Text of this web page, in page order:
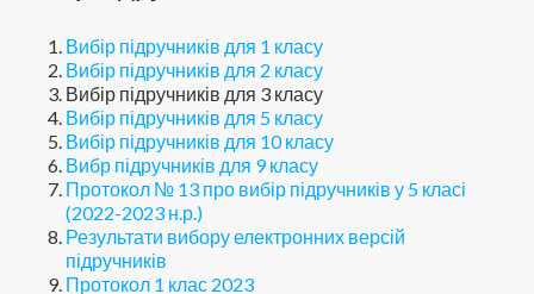
Вибір підручників для 1 класу
Вибір підручників для 2 класу
Вибір підручників для 3 класу
Вибір підручників для 5 класу
Вибір підручників для 10 класу
Вибр підручників для 9 класу
Протокол № 13 про вибір підручників у 5 класі
(2022-2023 н.р.)
Результати вибору електронних версій
підручників
Протокол 1 клас 2023